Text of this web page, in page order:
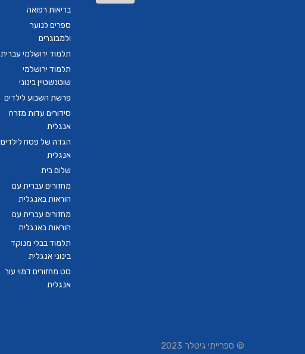
בריאות רפואה
ספרים לנוער
ולמבוגרים
תלמוד ירושלמי עברית
תלמוד ירושלמי
שוטנשטיין בינוני
פרשת השבוע לילדים
סידורים עדות מזרח
אנגלית
הגדה של פסח לילדים
אנגלית
שלום בית
מחזורים עברית עם
הוראות באנגלית
מחזורים עברית עם
הוראות באנגלית
תלמוד בבלי מנוקד
בינוני אנגלית
סט מחזורים דמוי עור
אנגלית
© ספרייתי גיטלר 2023